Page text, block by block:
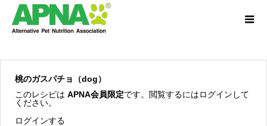
桃のガスパチョ（dog）
このレシピは APNA会員限定です。閲覧するにはログインして
ください。
ログインする